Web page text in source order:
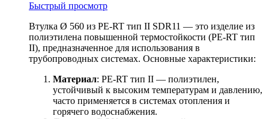
Быстрый просмотр
Втулка Ø 560 из PE-RT тип II SDR11 — это изделие из
полиэтилена повышенной термостойкости (PE-RT тип
II), предназначенное для использования в
трубопроводных системах. Основные характеристики:
Материал: PE-RT тип II — полиэтилен,
устойчивый к высоким температурам и давлению,
часто применяется в системах отопления и
горячего водоснабжения.